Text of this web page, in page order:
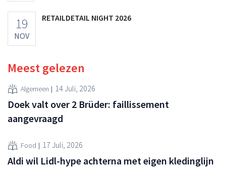
19
NOV
RETAILDETAIL NIGHT 2026
Meest gelezen
Algemeen 14 Juli, 2026
Doek valt over 2 Brüder: faillissement
aangevraagd
Food 17 Juli, 2026
Aldi wil Lidl-hype achterna met eigen kledinglijn